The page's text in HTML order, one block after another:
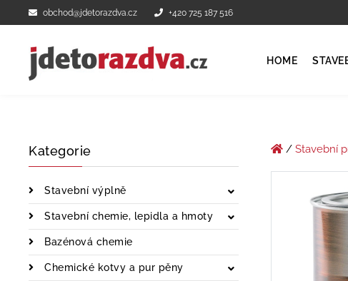
obchod@jdetorazdva.cz +420 725 187 516
HOME
Kategorie
Stavební výplně
Stavební chemie, lepidla a hmoty
Bazénová chemie
Chemické kotvy a pur pěny
/ Stavební